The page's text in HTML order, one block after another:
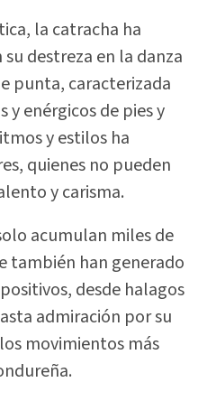
la catracha ha
destreza en la danza
punta, caracterizada
enérgicos de pies y
y estilos ha
quienes no pueden
y carisma.
acumulan miles de
también han generado
desde halagos
admiración por su
movimientos más